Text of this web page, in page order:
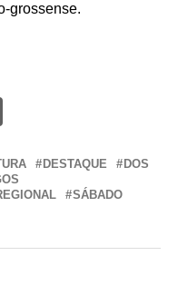
grossense.
DESTAQUE
DOS
SÁBADO